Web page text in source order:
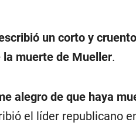
un corto y
la muerte de Mueller.
alegro de que haya
el líder republicano